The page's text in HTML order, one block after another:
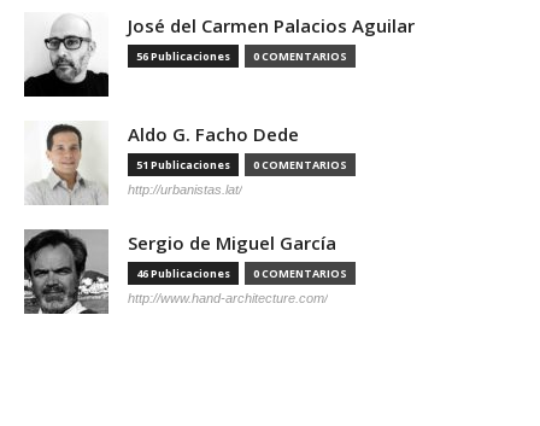
José del Carmen Palacios Aguilar
56 Publicaciones 0 COMENTARIOS
Aldo G. Facho Dede
51 Publicaciones 0 COMENTARIOS
http://urbanistas.lat/
Sergio de Miguel García
46 Publicaciones 0 COMENTARIOS
http://www.hand-architecture.com/